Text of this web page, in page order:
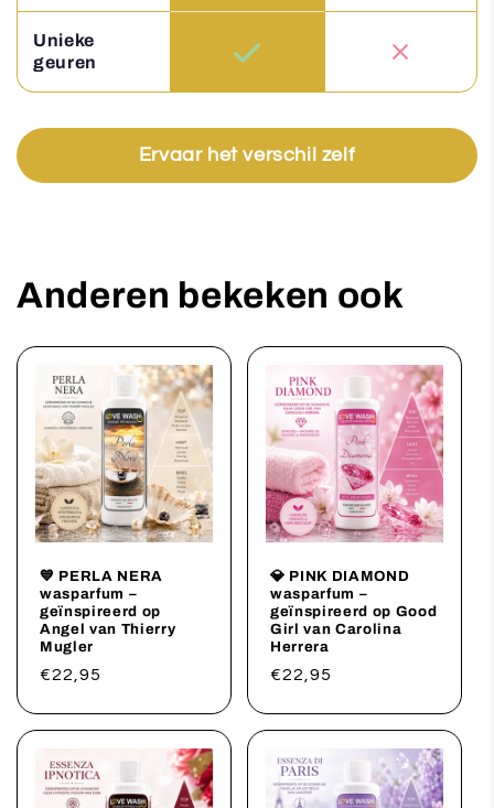
Unieke
geuren
Ervaar het verschil zelf
Anderen bekeken ook
💙 PERLA NERA
wasparfum –
geïnspireerd op
Angel van Thierry
Mugler
Normale
€22,95
💎 PINK DIAMOND
wasparfum –
geïnspireerd op Good
Girl van Carolina
Herrera
Normale
€22,95